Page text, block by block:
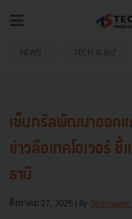
NEWS TECH & BIZ
เซ็นทรัลพัฒนาออก
ข่าวลือเทคโอเวอร์
ธานี
สิงหาคม 27, 2025 | By